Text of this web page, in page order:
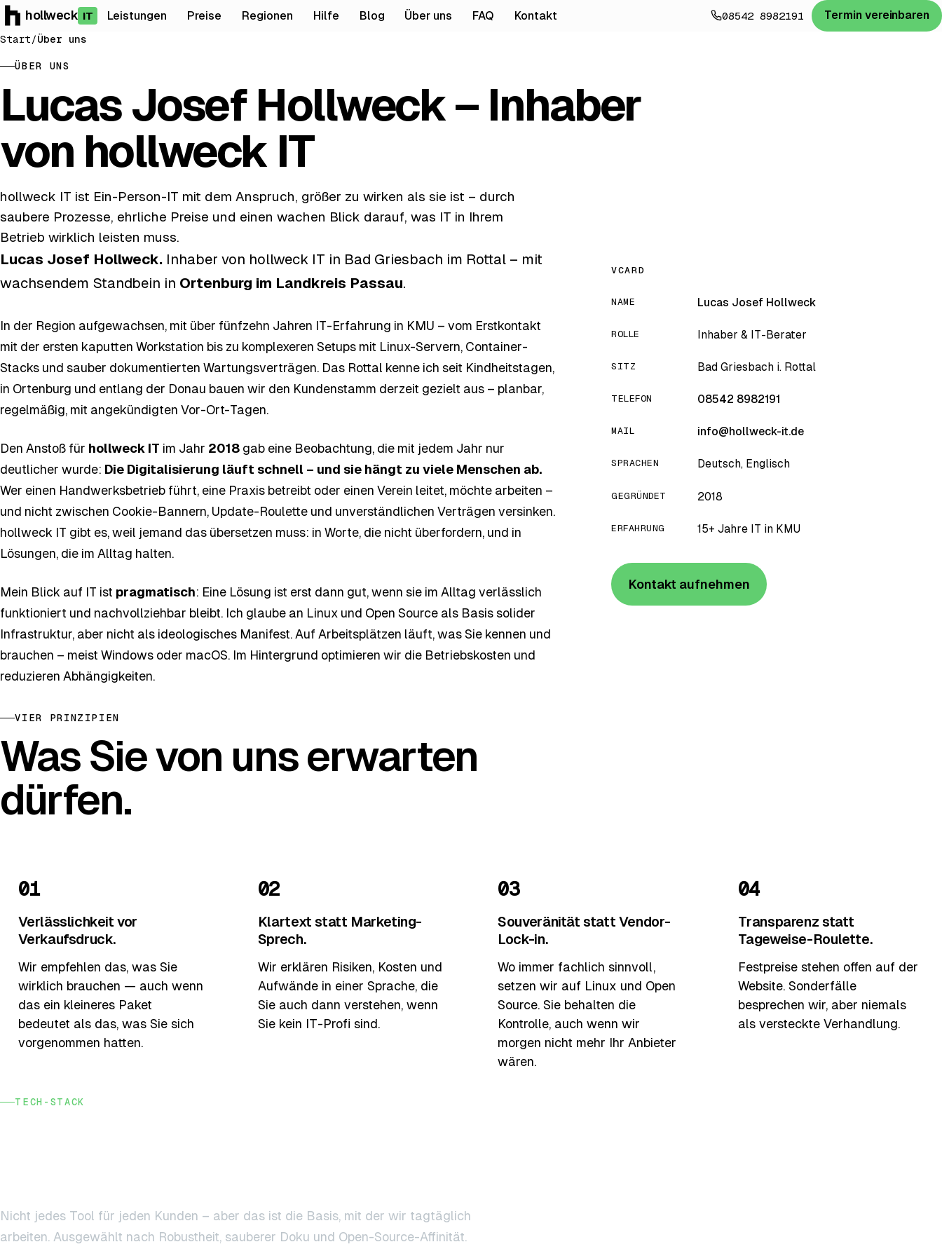
hollweck IT Leistungen Preise Regionen Hilfe Blog Über uns FAQ Kontakt 08542 8982191 Termin vereinbaren
Start/Über uns
ÜBER UNS
Lucas Josef Hollweck – Inhaber
von hollweck IT
hollweck IT ist Ein-Person-IT mit dem Anspruch, größer zu wirken als sie ist – durch
saubere Prozesse, ehrliche Preise und einen wachen Blick darauf, was IT in Ihrem
Betrieb wirklich leisten muss.
Lucas Josef Hollweck. Inhaber von hollweck IT in Bad Griesbach im Rottal – mit
wachsendem Standbein in Ortenburg im Landkreis Passau.
In der Region aufgewachsen, mit über fünfzehn Jahren IT-Erfahrung in KMU – vom Erstkontakt
mit der ersten kaputten Workstation bis zu komplexeren Setups mit Linux-Servern, Container-
Stacks und sauber dokumentierten Wartungsverträgen. Das Rottal kenne ich seit Kindheitstagen,
in Ortenburg und entlang der Donau bauen wir den Kundenstamm derzeit gezielt aus – planbar,
regelmäßig, mit angekündigten Vor-Ort-Tagen.
Den Anstoß für hollweck IT im Jahr 2018 gab eine Beobachtung, die mit jedem Jahr nur
deutlicher wurde: Die Digitalisierung läuft schnell – und sie hängt zu viele Menschen ab.
Wer einen Handwerksbetrieb führt, eine Praxis betreibt oder einen Verein leitet, möchte arbeiten –
und nicht zwischen Cookie-Bannern, Update-Roulette und unverständlichen Verträgen versinken.
hollweck IT gibt es, weil jemand das übersetzen muss: in Worte, die nicht überfordern, und in
Lösungen, die im Alltag halten.
Mein Blick auf IT ist pragmatisch: Eine Lösung ist erst dann gut, wenn sie im Alltag verlässlich
funktioniert und nachvollziehbar bleibt. Ich glaube an Linux und Open Source als Basis solider
Infrastruktur, aber nicht als ideologisches Manifest. Auf Arbeitsplätzen läuft, was Sie kennen und
brauchen – meist Windows oder macOS. Im Hintergrund optimieren wir die Betriebskosten und
reduzieren Abhängigkeiten.
VCARD
NAME Lucas Josef Hollweck
ROLLE Inhaber & IT-Berater
SITZ Bad Griesbach i. Rottal
TELEFON 08542 8982191
MAIL info@hollweck-it.de
SPRACHEN Deutsch, Englisch
GEGRÜNDET 2018
ERFAHRUNG 15+ Jahre IT in KMU
Kontakt aufnehmen
VIER PRINZIPIEN
Was Sie von uns erwarten
dürfen.
01
Verlässlichkeit vor
Verkaufsdruck.
Wir empfehlen das, was Sie
wirklich brauchen — auch wenn
das ein kleineres Paket
bedeutet als das, was Sie sich
vorgenommen hatten.
02
Klartext statt Marketing-
Sprech.
Wir erklären Risiken, Kosten und
Aufwände in einer Sprache, die
Sie auch dann verstehen, wenn
Sie kein IT-Profi sind.
03
Souveränität statt Vendor-
Lock-in.
Wo immer fachlich sinnvoll,
setzen wir auf Linux und Open
Source. Sie behalten die
Kontrolle, auch wenn wir
morgen nicht mehr Ihr Anbieter
wären.
04
Transparenz statt
Tageweise-Roulette.
Festpreise stehen offen auf der
Website. Sonderfälle
besprechen wir, aber niemals
als versteckte Verhandlung.
TECH-STACK
Nicht jedes Tool für jeden Kunden – aber das ist die Basis, mit der wir tagtäglich
arbeiten. Ausgewählt nach Robustheit, sauberer Doku und Open-Source-Affinität.